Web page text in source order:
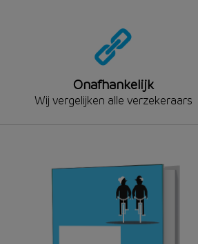
Onafhankelijk
Wij vergelijken alle verzekeraars